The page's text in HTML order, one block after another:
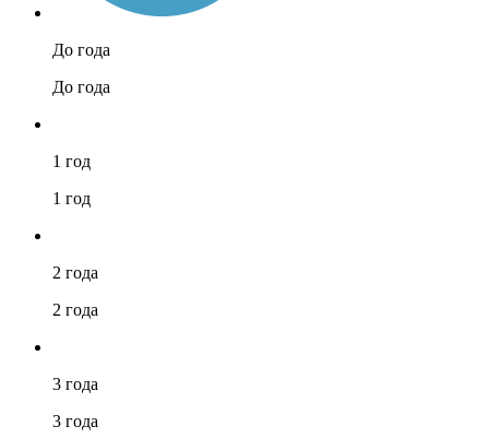
До года
До года
1 год
1 год
2 года
2 года
3 года
3 года